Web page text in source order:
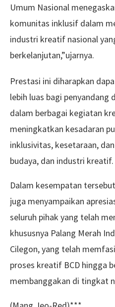
Umum Nasional
komunitas inklusif dalam
industri kreatif nasional
berkelanjutan,”ujarnya.
Prestasi ini diharapkan
lebih luas bagi
dalam berbagai kegiatan
meningkatkan kesadaran
inklusivitas, kesetaraan,
budaya, dan industri kreatif.
Dalam kesempatan
juga menyampaikan
seluruh pihak yang telah
khususnya Palang Merah
Cilegon, yang telah
proses kreatif BCD hingga
membanggakan di tingkat